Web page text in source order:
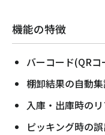
機能の特徴
バーコード(QR
棚卸結果の自動
入庫・出庫時の
ピッキング時の